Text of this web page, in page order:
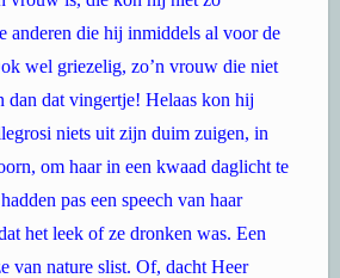
anderen die hij inmiddels al voor de
wel griezelig, zo’n vrouw die niet
dan dat vingertje! Helaas kon hij
niets uit zijn duim zuigen, in
om haar in een kwaad daglicht te
pas een speech van haar
het leek of ze dronken was. Een
van nature slist. Of, dacht Heer